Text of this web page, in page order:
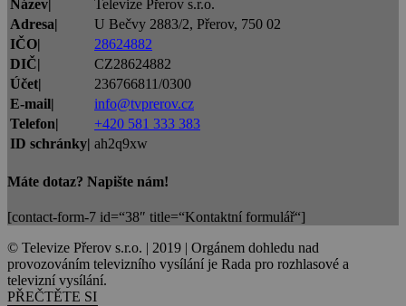
Název|
Televize Přerov s.r.o.
Adresa|
U Bečvy 2883/2, Přerov, 750 02
IČO|
28624882
DIČ|
CZ28624882
Účet|
236766811/0300
E-mail|
info@tvprerov.cz
Telefon|
+420 581 333 383
ID schránky| ah2q9xw
Máte dotaz? Napište nám!
[contact-form-7 id=“38″ title=“Kontaktní formulář“]
© Televize Přerov s.r.o. | 2019 | Orgánem dohledu nad
provozováním televizního vysílání je Rada pro rozhlasové a
televizní vysílání.
PŘEČTĚTE SI